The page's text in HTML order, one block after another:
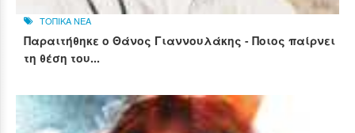
ΤΟΠΙΚΑ ΝΕΑ
Παραιτήθηκε ο Θάνος Γιαννουλάκης - Ποιος παίρνει
τη θέση του...